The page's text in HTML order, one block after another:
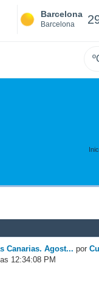
Barcelona
Barcelona
Canarias. Agost... por
12:34:08 PM